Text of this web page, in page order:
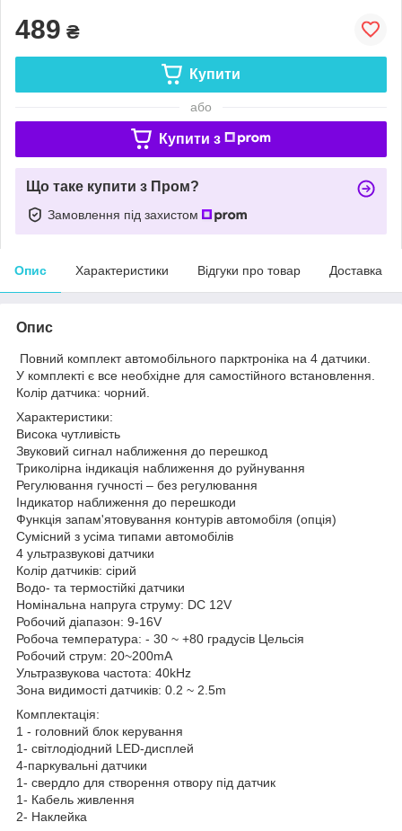
489 ₴
Купити
або
Купити з
Що таке купити з Пром?
Замовлення під захистом
Опис Характеристики Відгуки про товар Доставка
Опис
Повний комплект автомобільного парктроніка на 4 датчики.
У комплекті є все необхідне для самостійного встановлення.
Колір датчика: чорний.
Характеристики:
Висока чутливість
Звуковий сигнал наближення до перешкод
Триколірна індикація наближення до руйнування
Регулювання гучності – без регулювання
Індикатор наближення до перешкоди
Функція запам'ятовування контурів автомобіля (опція)
Сумісний з усіма типами автомобілів
4 ультразвукові датчики
Колір датчиків: сірий
Водо- та термостійкі датчики
Номінальна напруга струму: DC 12V
Робочий діапазон: 9-16V
Робоча температура: - 30 ~ +80 градусів Цельсія
Робочий струм: 20~200mA
Ультразвукова частота: 40kHz
Зона видимості датчиків: 0.2 ~ 2.5m
Комплектація:
1 - головний блок керування
1- світлодіодний LED-дисплей
4-паркувальні датчики
1- свердло для створення отвору під датчик
1- Кабель живлення
2- Наклейка